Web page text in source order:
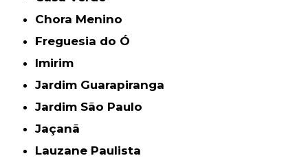
Chora Menino
Freguesia do Ó
Imirim
Jardim Guarapiranga
Jardim São Paulo
Jaçanã
Lauzane Paulista